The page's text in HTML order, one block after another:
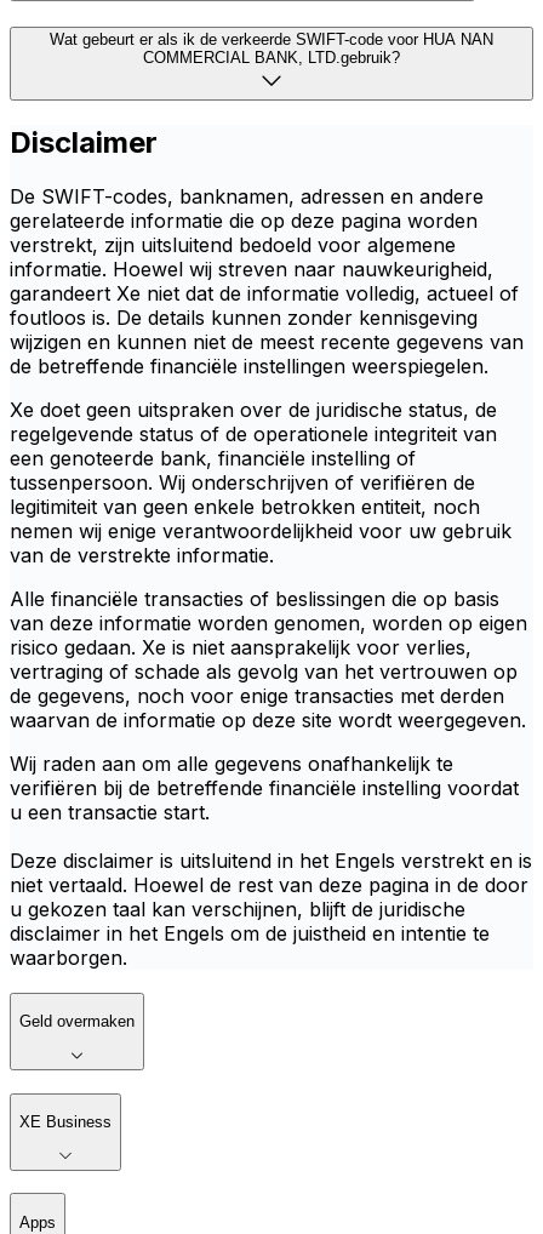
Wat gebeurt er als ik de verkeerde SWIFT-code voor HUA NAN
COMMERCIAL BANK, LTD.gebruik?
Disclaimer
De SWIFT-codes, banknamen, adressen en andere
gerelateerde informatie die op deze pagina worden
verstrekt, zijn uitsluitend bedoeld voor algemene
informatie. Hoewel wij streven naar nauwkeurigheid,
garandeert Xe niet dat de informatie volledig, actueel of
foutloos is. De details kunnen zonder kennisgeving
wijzigen en kunnen niet de meest recente gegevens van
de betreffende financiële instellingen weerspiegelen.
Xe doet geen uitspraken over de juridische status, de
regelgevende status of de operationele integriteit van
een genoteerde bank, financiële instelling of
tussenpersoon. Wij onderschrijven of verifiëren de
legitimiteit van geen enkele betrokken entiteit, noch
nemen wij enige verantwoordelijkheid voor uw gebruik
van de verstrekte informatie.
Alle financiële transacties of beslissingen die op basis
van deze informatie worden genomen, worden op eigen
risico gedaan. Xe is niet aansprakelijk voor verlies,
vertraging of schade als gevolg van het vertrouwen op
de gegevens, noch voor enige transacties met derden
waarvan de informatie op deze site wordt weergegeven.
Wij raden aan om alle gegevens onafhankelijk te
verifiëren bij de betreffende financiële instelling voordat
u een transactie start.
Deze disclaimer is uitsluitend in het Engels verstrekt en is
niet vertaald. Hoewel de rest van deze pagina in de door
u gekozen taal kan verschijnen, blijft de juridische
disclaimer in het Engels om de juistheid en intentie te
waarborgen.
Geld overmaken
XE Business
Apps